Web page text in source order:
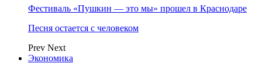
Фестиваль «Пушкин — это мы» прошел в Краснодаре
Песня остается с человеком
Prev Next
Экономика